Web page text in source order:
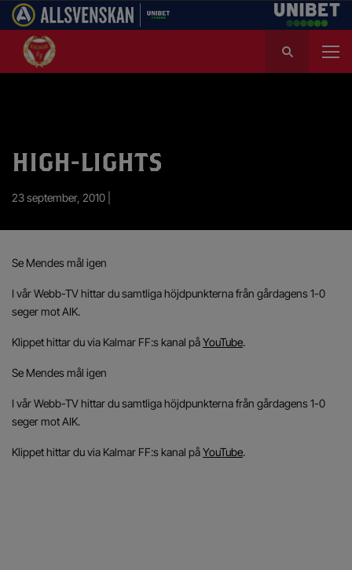
k
HIGH-LIGHTS
23 september, 2010 |
Se Mendes mål igen
I vår Webb-TV hittar du samtliga höjdpunkterna från gårdagens 1-0
seger mot AIK.
Klippet hittar du via Kalmar FF:s kanal påYouTube.
Se Mendes mål igen
I vår Webb-TV hittar du samtliga höjdpunkterna från gårdagens 1-0
seger mot AIK.
Klippet hittar du via Kalmar FF:s kanal påYouTube.